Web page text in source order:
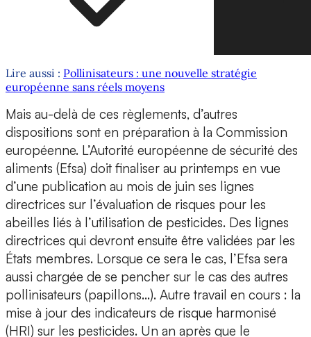
Lire aussi : Pollinisateurs : une nouvelle stratégie
européenne sans réels moyens
Mais au-delà de ces règlements, d’autres
dispositions sont en préparation à la Commission
européenne. L’Autorité européenne de sécurité des
aliments (Efsa) doit finaliser au printemps en vue
d’une publication au mois de juin ses lignes
directrices sur l’évaluation de risques pour les
abeilles liés à l’utilisation de pesticides. Des lignes
directrices qui devront ensuite être validées par les
États membres. Lorsque ce sera le cas, l’Efsa sera
aussi chargée de se pencher sur le cas des autres
pollinisateurs (papillons…). Autre travail en cours : la
mise à jour des indicateurs de risque harmonisé
(HRI) sur les pesticides. Un an après que le